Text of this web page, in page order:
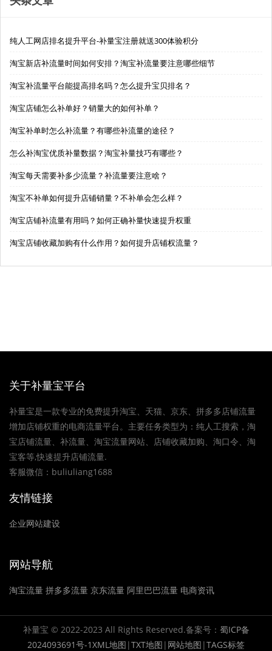
纯人工网店排名提升平台-补量宝注册就送300体验积分
淘宝新店补流量时间如何安排？淘宝补流量要注意哪些细节
淘宝补流量平台能提高排名吗？怎么提升宝贝排名？
淘宝店铺怎么补单好？销量大的如何补单？
淘宝补单时怎么补流量？有哪些补流量的途径？
怎么补淘宝优质补量数据？淘宝补量技巧有哪些？
淘宝每天需要补多少流量？补流量要注意啥？
淘宝不补单如何提升店铺销量？不补单会怎么样？
淘宝店铺补流量有用吗？如何正确补量快速提升权重
淘宝店铺收藏加购有什么作用？如何提升店铺权流量？
关于补量宝平台
补量宝是一款专业的免费提升淘宝、天猫、京东、拼多多店铺流量
增加店铺权重的电商流量平台。主要任务类型为：纯人工搜索，淘
宝店铺流量、补流量、淘宝流量网站、店铺收藏加购、淘口令、淘
宝客等,快速提升店铺流量.
客服微信：buliuliang1688
友情链接
企业网站建设
网站导航
淘宝流量 拼多多流量 京东流量 阿里巴巴流量 电商资讯
补量宝 © 2022-2023 All Rights Reserved.备案号： 蜀ICP备
2024093691号-1XML地图 |TXT地图 | 网站地图 |TAGS标签